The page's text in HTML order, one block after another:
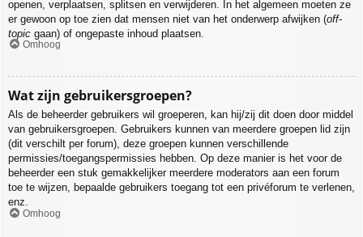
openen, verplaatsen, splitsen en verwijderen. In het algemeen moeten ze
er gewoon op toe zien dat mensen niet van het onderwerp afwijken (off-
topic gaan) of ongepaste inhoud plaatsen.
Omhoog
Wat zijn gebruikersgroepen?
Als de beheerder gebruikers wil groeperen, kan hij/zij dit doen door middel
van gebruikersgroepen. Gebruikers kunnen van meerdere groepen lid zijn
(dit verschilt per forum), deze groepen kunnen verschillende
permissies/toegangspermissies hebben. Op deze manier is het voor de
beheerder een stuk gemakkelijker meerdere moderators aan een forum
toe te wijzen, bepaalde gebruikers toegang tot een privéforum te verlenen,
enz.
Omhoog